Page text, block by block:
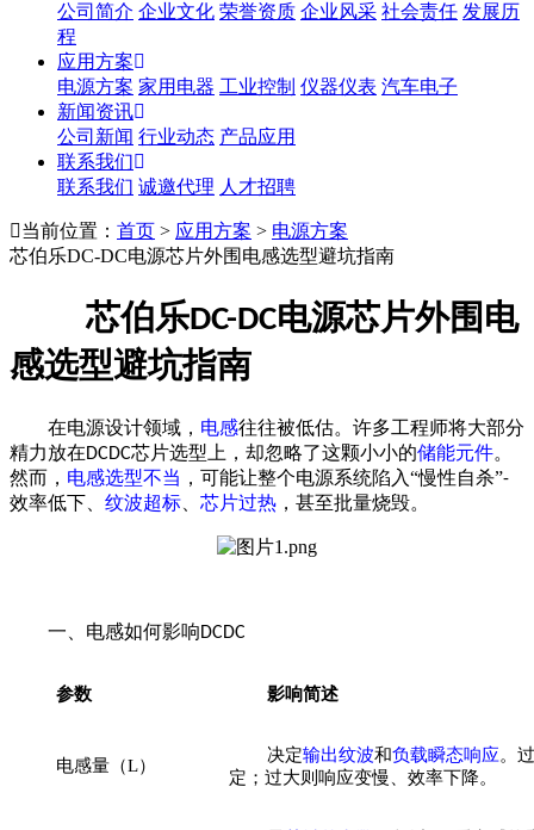
公司简介 企业文化 荣誉资质 企业风采 社会责任 发展历
程
应用方案
电源方案 家用电器 工业控制 仪器仪表 汽车电子
新闻资讯
公司新闻 行业动态 产品应用
联系我们
联系我们 诚邀代理 人才招聘
当前位置： 首页 > 应用方案 > 电源方案
芯伯乐DC-DC电源芯片外围电感选型避坑指南
芯伯乐DC-DC电源芯片外围电
感选型避坑指南
在电源设计领域， 电感往往被低估。许多工程师将大部分
精力放在DCDC芯片选型上，却忽略了这颗小小的储能元件。
然而， 电感选型不当 ，可能让整个电源系统陷入“慢性自杀”-
效率低下、 纹波超标 芯片过热 ，甚至批量烧毁。
一、电感如何影响DCDC
参数 影响简述
电感量（L）
决定输出纹波和负载瞬态响应。
定；过大则响应变慢、效率下降。